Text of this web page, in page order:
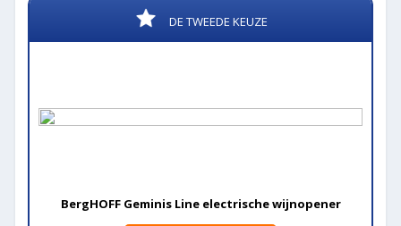
DE TWEEDE KEUZE
BergHOFF Geminis Line electrische wijnopener